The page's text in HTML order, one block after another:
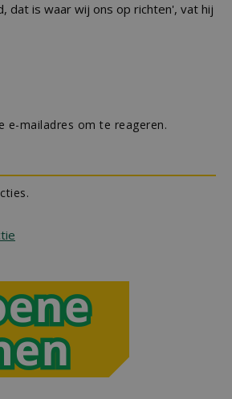
dat is waar wij ons op richten', vat hij
mailadres om te reageren.